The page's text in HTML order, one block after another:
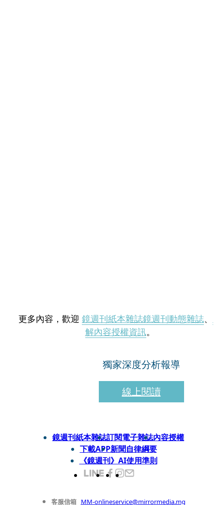
更多內容，歡迎 鏡週刊紙本雜誌鏡週刊動態雜誌、
解內容授權資訊。
獨家深度分析報導
線上閱讀
鏡週刊紙本雜誌訂閱電子雜誌內容授權
下載APP新聞自律綱要
《鏡週刊》AI使用準則
客服信箱 MM-onlineservice@mirrormedia.mg